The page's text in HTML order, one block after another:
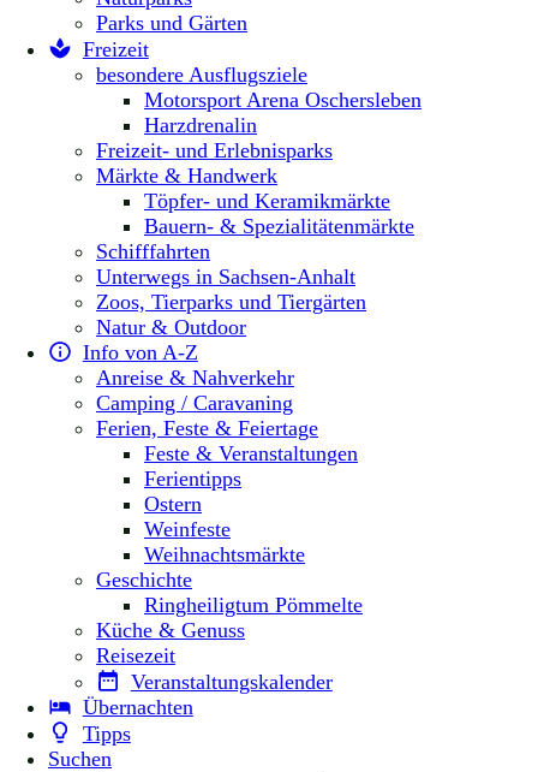
Parks und Gärten
Freizeit
besondere Ausflugsziele
Motorsport Arena Oschersleben
Harzdrenalin
Freizeit- und Erlebnisparks
Märkte & Handwerk
Töpfer- und Keramikmärkte
Bauern- & Spezialitätenmärkte
Schifffahrten
Unterwegs in Sachsen-Anhalt
Zoos, Tierparks und Tiergärten
Natur & Outdoor
Info von A-Z
Anreise & Nahverkehr
Camping / Caravaning
Ferien, Feste & Feiertage
Feste & Veranstaltungen
Ferientipps
Ostern
Weinfeste
Weihnachtsmärkte
Geschichte
Ringheiligtum Pömmelte
Küche & Genuss
Reisezeit
Veranstaltungskalender
Übernachten
Tipps
Suchen